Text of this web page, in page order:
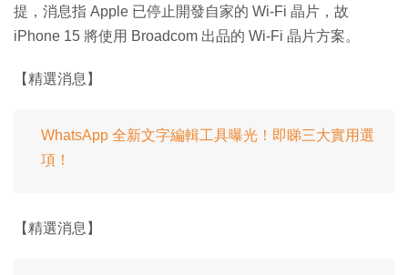
提，消息指 Apple 已停止開發自家的 Wi-Fi 晶片，故
iPhone 15 將使用 Broadcom 出品的 Wi-Fi 晶片方案。
【精選消息】
WhatsApp 全新文字編輯工具曝光！即睇三大實用選
項！
【精選消息】